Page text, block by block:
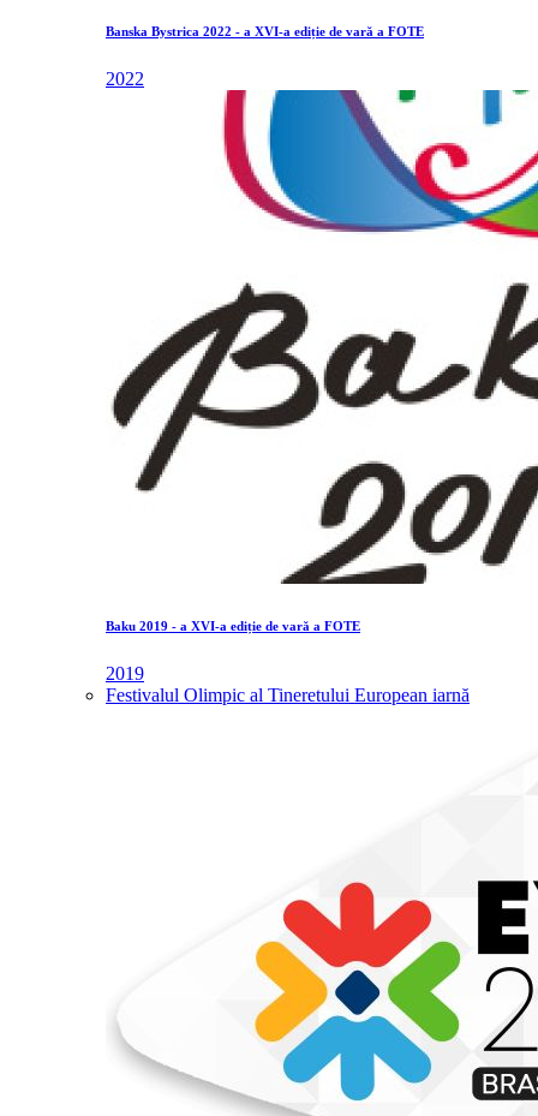
Banska Bystrica 2022 - a XVI-a ediție de vară a FOTE
2022
Baku 2019 - a XVI-a ediție de vară a FOTE
2019
Festivalul Olimpic al Tineretului European iarnă